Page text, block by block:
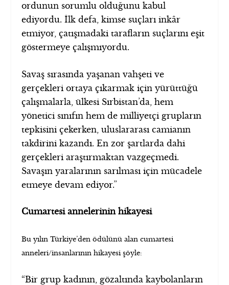
ordunun sorumlu olduğunu kabul
ediyordu. İlk defa, kimse suçları inkâr
etmiyor, çatışmadaki tarafların suçlarını eşit
göstermeye çalışmıyordu.
Savaş sırasında yaşanan vahşeti ve
gerçekleri ortaya çıkarmak için yürüttüğü
çalışmalarla, ülkesi Sırbistan’da, hem
yönetici sınıfın hem de milliyetçi grupların
tepkisini çekerken, uluslararası camianın
takdirini kazandı. En zor şartlarda dahi
gerçekleri araştırmaktan vazgeçmedi.
Savaşın yaralarının sarılması için mücadele
etmeye devam ediyor.”
Cumartesi annelerinin hikayesi
Bu yılın Türkiye’den ödülünü alan cumartesi
anneleri/insanlarının hikayesi şöyle:
“Bir grup kadının, gözaltında kaybolanların